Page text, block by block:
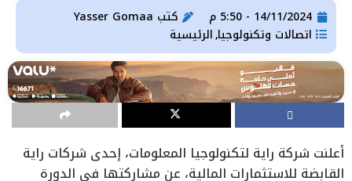
14/11/2024 - 5:50 م كتب
اتصالات وتكنولوجيا, الرئيسية
أعلنت شركة راية لتكنولوجيا المعلومات، إحدى شركات راية
القابضة للاستثمارات المالية، عن مشاركتها في الدورة